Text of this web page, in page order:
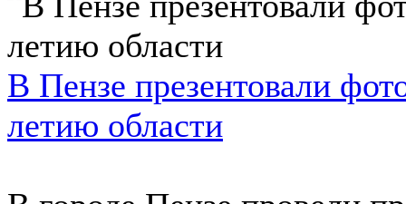
В Пензе презентовали
летию области